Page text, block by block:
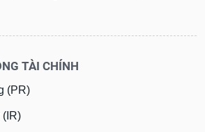
TÀI CHÍNH
(PR)
(IR)